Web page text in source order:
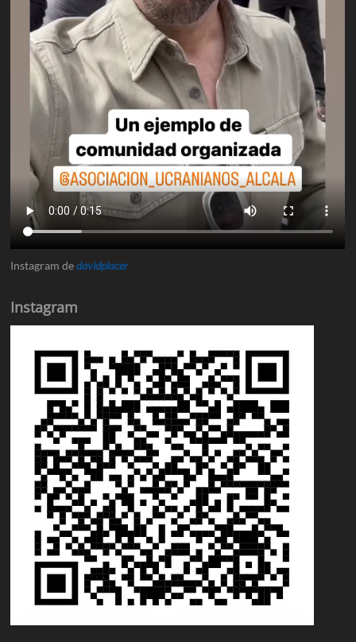
Instagram dedavidplacer
Instagram